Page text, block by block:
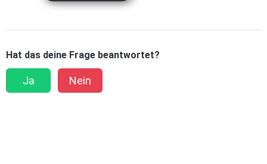
Hat das deine Frage beantwortet?
Ja Nein